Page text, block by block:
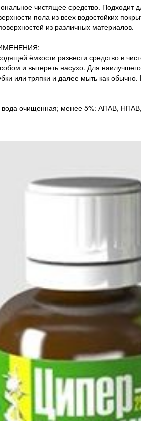
чистящее средство. Подходит
пола из всех водостойких
из различных материалов.
ёмкости развести средство в
и вытереть насухо. Для
или тряпки и далее мыть как обычно.
очищенная; менее 5%: АПАВ, НПАВ,